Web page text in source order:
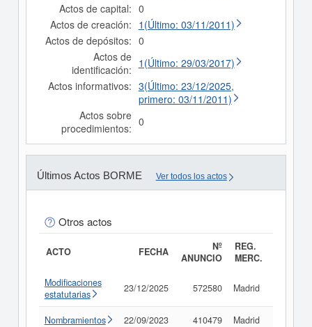
Actos de capital: 0
Actos de creación: 1(Último: 03/11/2011)
Actos de depósitos: 0
Actos de
identificación: 1(Último: 29/03/2017)
Actos informativos: 3(Último: 23/12/2025,
primero: 03/11/2011)
Actos sobre
procedimientos: 0
Últimos Actos BORME Ver todos los actos
Otros actos
ACTO FECHA
Nº
ANUNCIO
REG.
MERC.
Modificaciones
estatutarias
23/12/2025 572580 Madrid
Nombramientos 22/09/2023 410479 Madrid